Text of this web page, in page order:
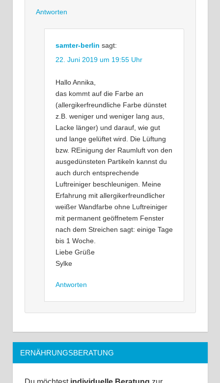
Antworten
samter-berlin sagt:
22. Juni 2019 um 19:55 Uhr
Hallo Annika,
das kommt auf die Farbe an
(allergikerfreundliche Farbe dünstet
z.B. weniger und weniger lang aus,
Lacke länger) und darauf, wie gut
und lange gelüftet wird. Die Lüftung
bzw. REinigung der Raumluft von den
ausgedünsteten Partikeln kannst du
auch durch entsprechende
Luftreiniger beschleunigen. Meine
Erfahrung mit allergikerfreundlicher
weißer Wandfarbe ohne Luftreiniger
mit permanent geöffnetem Fenster
nach dem Streichen sagt: einige Tage
bis 1 Woche.
Liebe Grüße
Sylke
Antworten
ERNÄHRUNGSBERATUNG